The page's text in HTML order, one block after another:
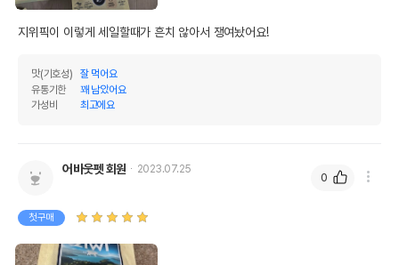
유통기한
유통기한을 따릅니다.
지위픽이 이렇게 세일할때가 흔치 않아서 쟁여놨어요!
맛(기호성)
잘 먹어요
유통기한
꽤 남았어요
가성비
최고에요
어바웃펫 회원 2023.07.25
첫구매
0